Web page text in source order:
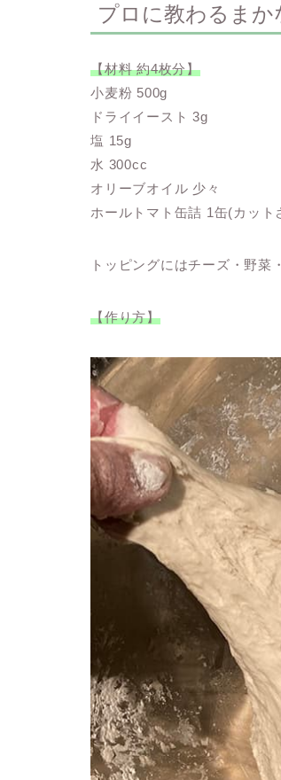
プロに教わるま
【材料 約4枚分】
小麦粉 500g
ドライイースト 3g
塩 15g
水 300cc
オリーブオイル 少々
ホールトマト缶詰 1缶(カット
トッピングにはチーズ・野菜
【作り方】